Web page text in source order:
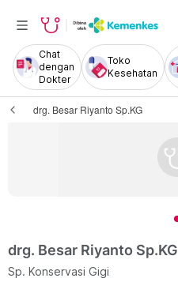
Chat
dengan
Dokter
Toko
Kesehatan
drg. Besar Riyanto Sp.KG
drg. Besar Riyanto Sp.KG
Sp. Konservasi Gigi